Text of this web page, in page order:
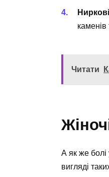
Читати
А як же болі
вигляді